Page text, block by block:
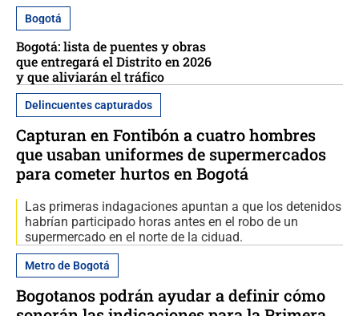
Bogotá
Bogotá: lista de puentes y obras
que entregará el Distrito en 2026
y que aliviarán el tráfico
Delincuentes capturados
Capturan en Fontibón a cuatro hombres
que usaban uniformes de supermercados
para cometer hurtos en Bogotá
Las primeras indagaciones apuntan a que los detenidos
habrían participado horas antes en el robo de un
supermercado en el norte de la ciduad.
Metro de Bogotá
Bogotanos podrán ayudar a definir cómo